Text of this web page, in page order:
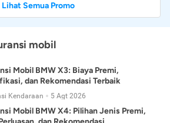
Lihat Semua Promo
mobil
Mobil BMW X3: Biaya Premi,
dan Rekomendasi Terbaik
Kendaraan 5 Agt 2026
Mobil BMW X4: Pilihan Jenis Premi,